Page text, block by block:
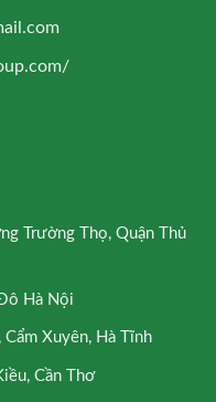
Trường Thọ, Quận Thủ
Hà Nội
Cẩm Xuyên, Hà Tĩnh
Cần Thơ